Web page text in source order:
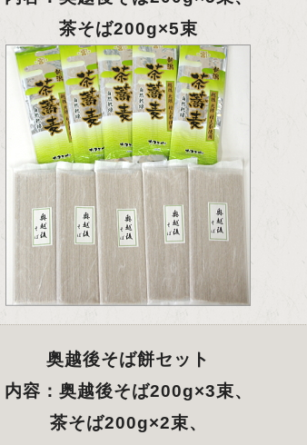
茶そば200g×5束
奥越後そば餅セット
内容：奥越後そば200g×3束、
茶そば200g×2束、